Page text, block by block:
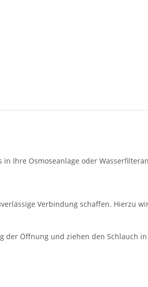
Ihre Osmoseanlage oder
Verbindung schaffen. Hierzu
Öffnung und ziehen den Schlauch